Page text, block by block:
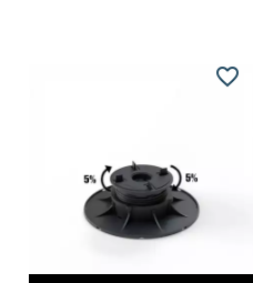
favorite_border